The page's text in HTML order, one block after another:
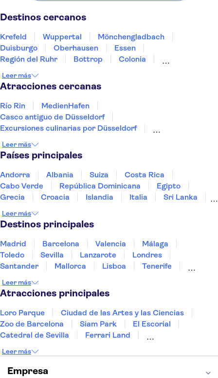
Destinos cercanos
Krefeld Wuppertal
Mönchengladbach
Duisburgo
Oberhausen
Essen
Región del Ruhr
Bottrop
Colonia
Bonn
Leer más
Atracciones cercanas
Río Rin
MedienHafen
Casco antiguo de Düsseldorf
Excursiones culinarias por Düsseldorf
Leer más
Países principales
Andorra Albania Suiza
Costa Rica
Cabo Verde
República Dominicana
Egipto
Grecia
Croacia Islandia Italia
Sri Lanka
Portugal
Tailandia
Leer más
Destinos principales
Madrid Barcelona Valencia
Málaga
Toledo
Sevilla Lanzarote
Londres
Santander
Mallorca Lisboa
Tenerife
Bilbao
Menorca Granada
Leer más
Atracciones principales
Loro Parque
Ciudad de las Artes y las Ciencias
Zoo de Barcelona
Siam Park
El Escorial
Catedral de Sevilla
Ferrari Land
Montserrat
Museo del Louvre
La Sagrada Familia
Leer más
Empresa